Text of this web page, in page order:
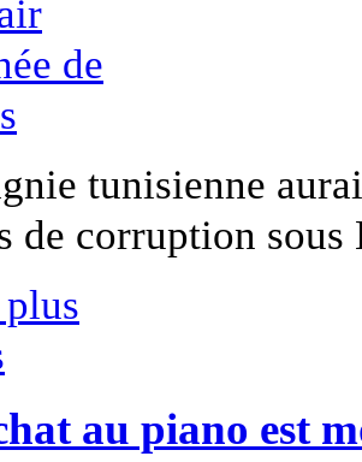
tunisienne
de corruption
au piano est